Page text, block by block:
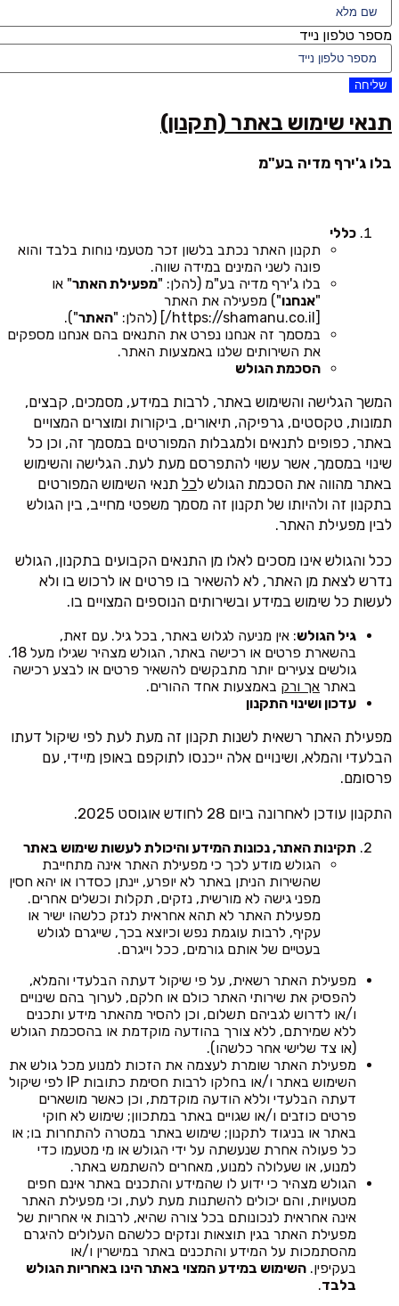
מספר טלפון נייד
שליחה
תנאי שימוש באתר (תקנון)
בלו ג'ירף מדיה בע"מ
כללי
תקנון האתר נכתב בלשון זכר מטעמי נוחות בלבד והוא
פונה לשני המינים במידה שווה.
בלו ג'ירף מדיה בע"מ (להלן: "מפעילת האתר" או
"אנחנו") מפעילה את האתר
[https://shamanu.co.il/] (להלן: "
האתר").
במסמך זה אנחנו נפרט את התנאים בהם אנחנו מספקים
את השירותים שלנו באמצעות האתר.
הסכמת הגולש
המשך הגלישה והשימוש באתר, לרבות במידע, מסמכים, קבצים,
תמונות, טקסטים, גרפיקה, תיאורים, ביקורות ומוצרים המצויים
באתר, כפופים לתנאים ולמגבלות המפורטים במסמך זה, וכן כל
שינוי במסמך, אשר עשוי להתפרסם מעת לעת. הגלישה והשימוש
באתר מהווה את הסכמת הגולש לכל תנאי השימוש המפורטים
בתקנון זה ולהיותו של תקנון זה מסמך משפטי מחייב, בין הגולש
לבין מפעילת האתר.
ככל והגולש אינו מסכים לאלו מן התנאים הקבועים בתקנון, הגולש
נדרש לצאת מן האתר, לא להשאיר בו פרטים או לרכוש בו ולא
לעשות כל שימוש במידע ובשירותים הנוספים המצויים בו.
גיל הגולש: אין מניעה לגלוש באתר, בכל גיל. עם זאת,
בהשארת פרטים או רכישה באתר, הגולש מצהיר שגילו מעל 18.
גולשים צעירים יותר מתבקשים להשאיר פרטים או לבצע רכישה
באתר אך ורק באמצעות אחד ההורים.
עדכון ושינוי התקנון
מפעילת האתר רשאית לשנות תקנון זה מעת לעת לפי שיקול דעתו
הבלעדי והמלא, ושינויים אלה ייכנסו לתוקפם באופן מיידי, עם
פרסומם.
התקנון עודכן לאחרונה ביום 28 לחודש אוגוסט 2025.
תקינות האתר, נכונות המידע והיכולת לעשות שימוש באתר
הגולש מודע לכך כי מפעילת האתר אינה מתחייבת
שהשירות הניתן באתר לא יופרע, יינתן כסדרו או יהא חסין
מפני גישה לא מורשית, נזקים, תקלות וכשלים אחרים.
מפעילת האתר לא תהא אחראית לנזק כלשהו ישיר או
עקיף, לרבות עוגמת נפש וכיוצא בכך, שייגרם לגולש
בעטיים של אותם גורמים, ככל וייגרם.
מפעילת האתר רשאית, על פי שיקול דעתה הבלעדי והמלא,
להפסיק את שירותי האתר כולם או חלקם, לערוך בהם שינויים
ו/או לדרוש לגביהם תשלום, וכן להסיר מהאתר מידע ותכנים
ללא שמירתם, ללא צורך בהודעה מוקדמת או בהסכמת הגולש
(או צד שלישי אחר כלשהו).
מפעילת האתר שומרת לעצמה את הזכות למנוע מכל גולש את
השימוש באתר ו/או בחלקו לרבות חסימת כתובות IP לפי שיקול
דעתה הבלעדי וללא הודעה מוקדמת, וכן כאשר מושארים
פרטים כוזבים ו/או שגויים באתר במתכוון; שימוש לא חוקי
באתר או בניגוד לתקנון; שימוש באתר במטרה להתחרות בו; או
כל פעולה אחרת שנעשתה על ידי הגולש או מי מטעמו כדי
למנוע, או שעלולה למנוע, מאחרים להשתמש באתר.
הגולש מצהיר כי ידוע לו שהמידע והתכנים באתר אינם חפים
מטעויות, והם יכולים להשתנות מעת לעת, וכי מפעילת האתר
אינה אחראית לנכונותם בכל צורה שהיא, לרבות אי אחריות של
מפעילת האתר בגין תוצאות ונזקים כלשהם העלולים להיגרם
מהסתמכות על המידע והתכנים באתר במישרין ו/או
בעקיפין. השימוש במידע המצוי באתר הינו באחריות הגולש
בלבד.